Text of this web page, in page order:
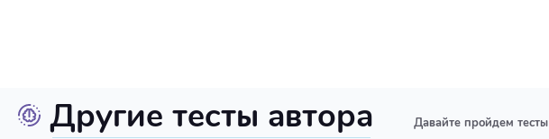
Другие тесты автора Давайте пройдем тесты